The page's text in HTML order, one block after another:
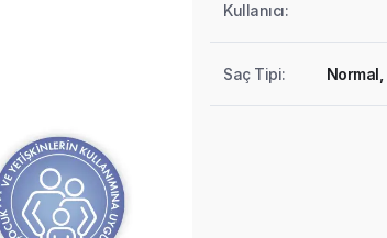
Kullanıcı:
Saç Tipi: Normal,